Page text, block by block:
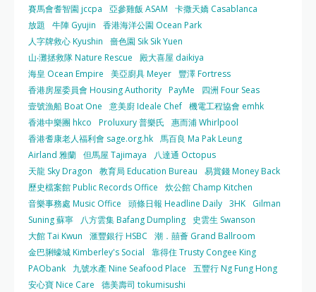
賽馬會耆智園 jccpa
亞參雞飯 ASAM
卡撒天嬌 Casablanca
放題
牛陣 Gyujin
香港海洋公園 Ocean Park
人字牌救心 Kyushin
嗇色園 Sik Sik Yuen
山‧灘拯救隊 Nature Rescue
殿大喜屋 daikiya
海皇 Ocean Empire
美亞廚具 Meyer 豐澤 Fortress
香港房屋委員會 Housing Authority PayMe
四洲 Four Seas
壹號漁船 Boat One
意美廚 Ideale Chef 機電工程協會 emhk
香港中樂團 hkco
Proluxury 普樂氏
惠而浦 Whirlpool
香港耆康老人福利會 sage.org.hk 馬百良 Ma Pak Leung
Airland 雅蘭 但馬屋 Tajimaya
八達通 Octopus
天龍 Sky Dragon
教育局 Education Bureau
易賞錢 Money Back
歷史檔案館 Public Records Office
炊公館 Champ Kitchen
音樂事務處 Music Office
頭條日報 Headline Daily 3HK
Gilman
Suning 蘇寧
八方雲集 Bafang Dumpling
史雲生 Swanson
大館 Tai Kwun
滙豐銀行 HSBC
潮．囍薈 Grand Ballroom
金巴脷蠔城 Kimberley's Social
靠得住 Trusty Congee King
PAObank
九號水產 Nine Seafood Place
五豐行 Ng Fung Hong
安心寶 Nice Care
德美壽司 tokumisushi